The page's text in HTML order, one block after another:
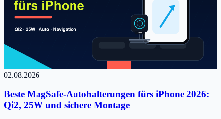
02.08.2026
Beste MagSafe-Autohalterungen fürs iPhone 2026:
Qi2, 25W und sichere Montage